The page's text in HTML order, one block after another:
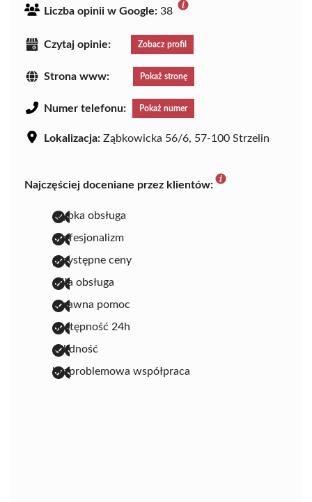
Liczba opinii w Google: 38
Czytaj opinie: Zobacz profil
Strona www: Pokaż stronę
Numer telefonu: Pokaż numer
Lokalizacja: Ząbkowicka 56/6, 57-100 Strzelin
Najczęściej doceniane przez klientów:
szybka obsługa
profesjonalizm
przystępne ceny
miła obsługa
sprawna pomoc
dostępność 24h
solidność
bezproblemowa współpraca